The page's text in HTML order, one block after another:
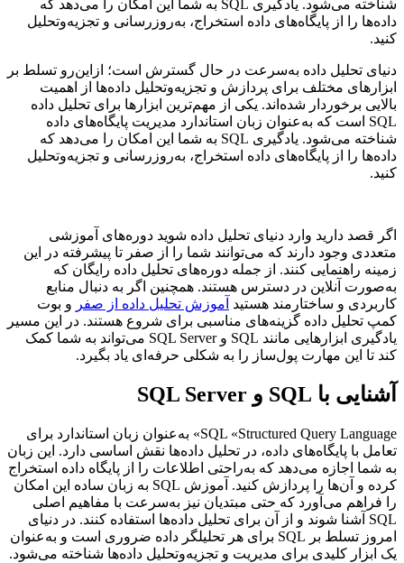
شناخته می‌شود. یادگیری SQL به شما این امکان را می‌دهد که
داده‌ها را از پایگاه‌های داده استخراج، به‌روزرسانی و تجزیه‌وتحلیل
کنید.
دنیای تحلیل داده به‌سرعت در حال گسترش است؛ ازاین‌رو تسلط بر
ابزارهای مختلف برای پردازش و تجزیه‌وتحلیل داده‌ها از اهمیت
بالایی برخوردار شده‌اند. یکی از مهم‌ترین ابزارها برای تحلیل داده
SQL است که به‌عنوان زبان استاندارد مدیریت پایگاه‌های داده
شناخته می‌شود. یادگیری SQL به شما این امکان را می‌دهد که
داده‌ها را از پایگاه‌های داده استخراج، به‌روزرسانی و تجزیه‌وتحلیل
کنید.
اگر قصد دارید وارد دنیای تحلیل داده شوید دوره‌های آموزشی
متعددی وجود دارند که می‌توانند شما را از صفر تا پیشرفته در این
زمینه راهنمایی کنند. از جمله دوره‌های تحلیل داده رایگان که
به‌صورت آنلاین در دسترس هستند. همچنین اگر به دنبال منابع
کاربردی و ساختارمند هستید آموزش تحلیل داده از صفر و بوت
کمپ تحلیل داده گزینه‌های مناسبی برای شروع هستند. در این مسیر
یادگیری ابزارهایی مانند SQL و SQL Server می‌تواند به شما کمک
کند تا این مهارت پول‌ساز را به شکلی حرفه‌ای یاد بگیرد.
آشنایی با SQL و SQL Server
SQL «Structured Query Language» به‌عنوان زبان استاندارد برای
تعامل با پایگاه‌های داده، در تحلیل داده‌ها نقش اساسی دارد. این زبان
به شما اجازه می‌دهد که به‌راحتی اطلاعات را از پایگاه داده استخراج
کرده و آن‌ها را پردازش کنید. آموزش SQL به زبان ساده این امکان
را فراهم می‌آورد که حتی مبتدیان نیز به‌سرعت با مفاهیم اصلی
SQL آشنا شوند و از آن برای تحلیل داده‌ها استفاده کنند. در دنیای
امروز تسلط بر SQL برای هر تحلیلگر داده ضروری است و به‌عنوان
یک ابزار کلیدی برای مدیریت و تجزیه‌وتحلیل داده‌ها شناخته می‌شود.